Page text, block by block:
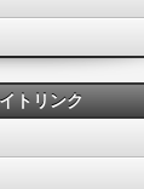
トリンク